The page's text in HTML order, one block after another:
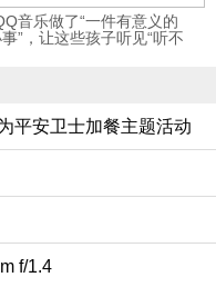
音乐做了“一件有意义的
”，让这些孩子听见“听不
平安卫士加餐主题活动
f/1.4